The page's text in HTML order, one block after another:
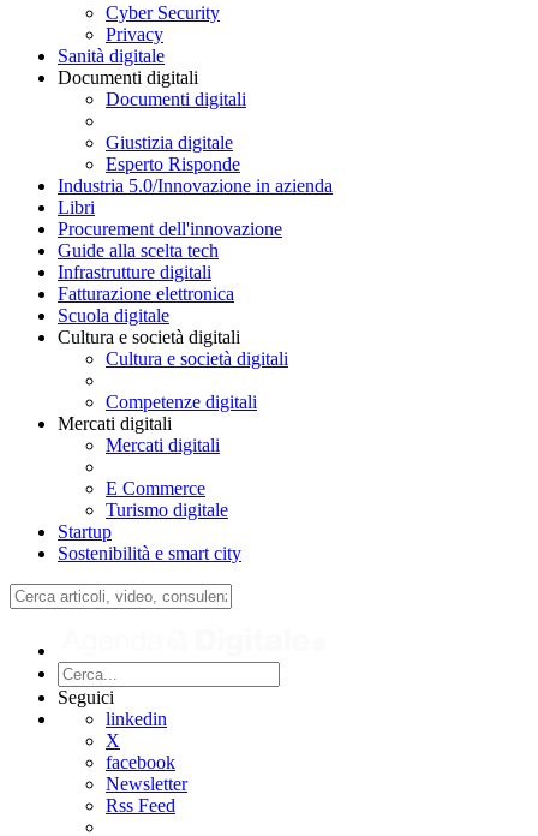
Cyber Security
Privacy
Sanità digitale
Documenti digitali
Documenti digitali
Giustizia digitale
Esperto Risponde
Industria 5.0/Innovazione in azienda
Libri
Procurement dell'innovazione
Guide alla scelta tech
Infrastrutture digitali
Fatturazione elettronica
Scuola digitale
Cultura e società digitali
Cultura e società digitali
Competenze digitali
Mercati digitali
Mercati digitali
E Commerce
Turismo digitale
Startup
Sostenibilità e smart city
Seguici
linkedin
X
facebook
Newsletter
Rss Feed